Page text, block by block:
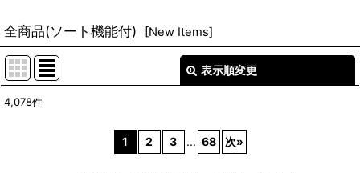
全商品(ソート機能付) [New Items]
表示順変更
4,078件
1 2 3 ... 68 次»